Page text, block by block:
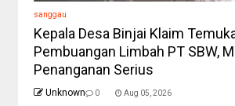
sanggau
Kepala Desa Binjai Klaim
Pembuangan Limbah PT SBW,
Penanganan Serius
Unknown 0 Aug 05, 2026